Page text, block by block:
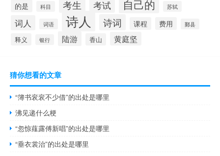
的是 科目 考生 考试 自己的 苏轼
词人 词语 诗人 诗词 课程 费用 鄞县
释义 银行 陆游 香山 黄庭坚
猜你想看的文章
“簿书衮衮不少借”的出处是哪里
沸见递什么梗
“忽惊薤露傅新唱”的出处是哪里
“垂衣裳治”的出处是哪里